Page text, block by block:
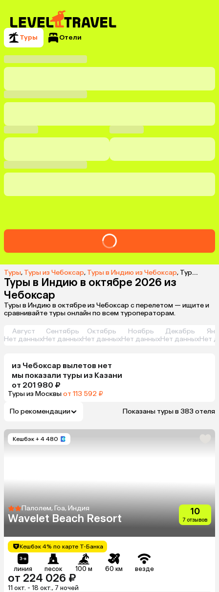
Туры Отели
Туры, Туры из Чебоксар, Туры в Индию из Чебоксар, Туры в Индию в октябре 2026 из Чебоксар
Туры в Индию в октябре 2026 из
Чебоксар
Туры в Индию в октябре из Чебоксар с перелетом — ищите и
сравнивайте туры онлайн по всем туроператорам.
Август
Нет данных
Сентябрь
Нет данных
Октябрь
Нет данных
Ноябрь
Нет данных
Декабрь
Нет данныхНет
из Чебоксар вылетов нет
мы показали туры из Казани
от 201 980 ₽
Туры из Москвыот 113 592 ₽
По рекомендации Показаны туры в 383 отеля
Кешбэк + 4 480
Палолем, Гоа, Индия
Wavelet Beach Resort
10
7 отзывов
Кешбэк 4% по карте Т-Банка
линия песок 100 м 60 км везде
от 224 026 ₽
11 окт. - 18 окт., 7 ночей